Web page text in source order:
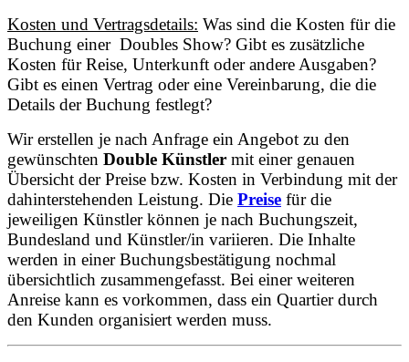
Kosten und Vertragsdetails: Was sind die Kosten für die
Buchung einer Doubles Show? Gibt es zusätzliche
Kosten für Reise, Unterkunft oder andere Ausgaben?
Gibt es einen Vertrag oder eine Vereinbarung, die die
Details der Buchung festlegt?
Wir erstellen je nach Anfrage ein Angebot zu den
gewünschten Double Künstler mit einer genauen
Übersicht der Preise bzw. Kosten in Verbindung mit der
dahinterstehenden Leistung. Die Preise für die
jeweiligen Künstler können je nach Buchungszeit,
Bundesland und Künstler/in variieren. Die Inhalte
werden in einer Buchungsbestätigung nochmal
übersichtlich zusammengefasst. Bei einer weiteren
Anreise kann es vorkommen, dass ein Quartier durch
den Kunden organisiert werden muss.